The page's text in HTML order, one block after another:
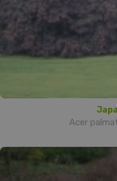
Acer